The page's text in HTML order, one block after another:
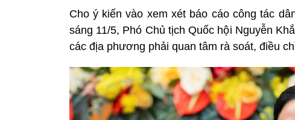
Cho ý kiến vào xem xét báo cáo công tác
sáng 11/5, Phó Chủ tịch Quốc hội Nguyễn
các địa phương phải quan tâm rà soát, điều